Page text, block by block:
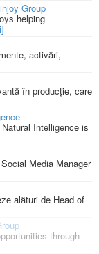
Group
helping
activări,
în producție, care
Intelligence is
Media Manager
alături de Head of
through